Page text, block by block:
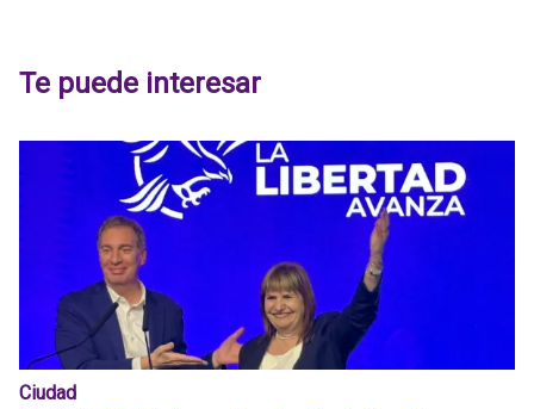
Te puede interesar
Ciudad